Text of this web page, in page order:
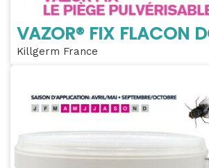
VAZOR® FIX FLACON
Killgerm France